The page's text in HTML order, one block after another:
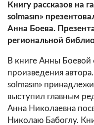
Книгу рассказов на
solmasın»
Анна Боева.
региональной
В книге Анны
произведения
solmasın»
выступил главным
Анна Николаевна
Николаю Бабоглу.